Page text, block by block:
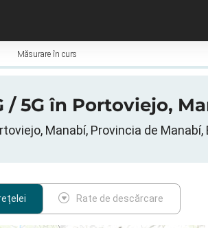
Măsurare în curs
/ 5G în Portoviejo,
Manabí, Provincia de Manabí,
Rate de descărcare